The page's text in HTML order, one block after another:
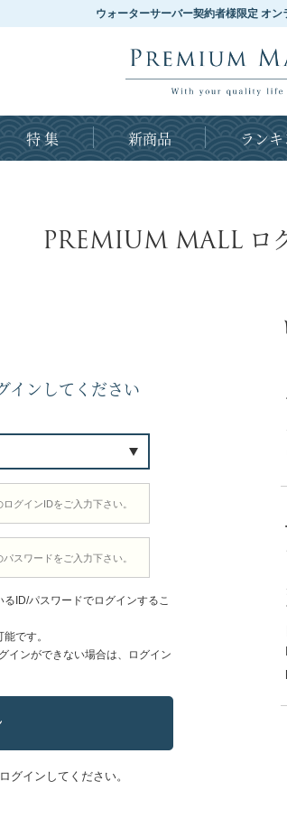
ウォーターサーバー契約者様限定 オン
特 集 新商品 ラン
PREMIUM MALLロ
インしてください
ID/パスワードでログインするこ
です。
インができない場合は、ログイン
グインしてください。